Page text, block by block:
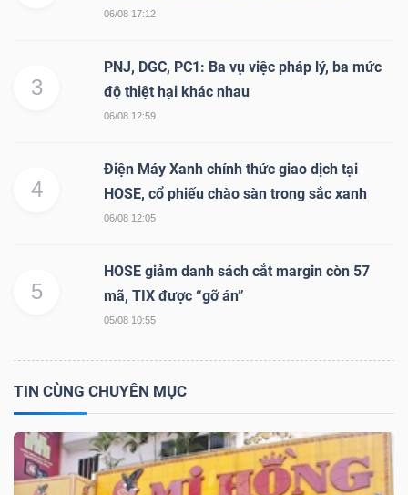
06/08 17:12
3
PNJ, DGC, PC1: Ba vụ việc pháp lý, ba mức
độ thiệt hại khác nhau
06/08 12:59
4
Điện Máy Xanh chính thức giao dịch tại
HOSE, cổ phiếu chào sàn trong sắc xanh
06/08 12:05
5
HOSE giảm danh sách cắt margin còn 57
mã, TIX được “gỡ án”
05/08 10:55
TIN CÙNG CHUYÊN MỤC
CÔNG
VỤ
TIỆN
ÍCH